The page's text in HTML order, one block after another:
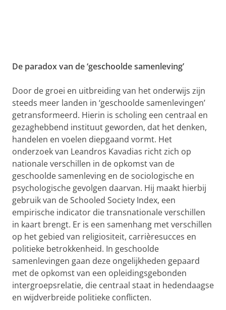
De paradox van de ‘geschoolde samenleving’
Door de groei en uitbreiding van het onderwijs zijn
steeds meer landen in ‘geschoolde samenlevingen’
getransformeerd. Hierin is scholing een centraal en
gezaghebbend instituut geworden, dat het denken,
handelen en voelen diepgaand vormt. Het
onderzoek van Leandros Kavadias richt zich op
nationale verschillen in de opkomst van de
geschoolde samenleving en de sociologische en
psychologische gevolgen daarvan. Hij maakt hierbij
gebruik van de Schooled Society Index, een
empirische indicator die transnationale verschillen
in kaart brengt. Er is een samenhang met verschillen
op het gebied van religiositeit, carrièresucces en
politieke betrokkenheid. In geschoolde
samenlevingen gaan deze ongelijkheden gepaard
met de opkomst van een opleidingsgebonden
intergroepsrelatie, die centraal staat in hedendaagse
en wijdverbreide politieke conflicten.